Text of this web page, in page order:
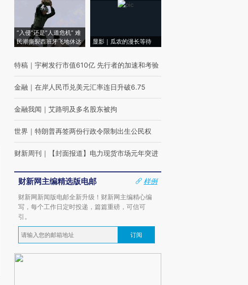
“入侵”还是“人道危机” 难
民潮撕裂西班牙飞地休达
显影｜瓜农的漫长等待
特稿 ｜ 宇树发行市值610亿 先行者的加速和考验
金融 ｜ 在岸人民币兑美元汇率连日升破6.75
金融我闻 ｜ 艾路明及多名股东被拘
世界 ｜ 特朗普再签两份行政令限制出生公民权
财新周刊 ｜ 【封面报道】电力现货市场元年突进
财新网主编精选版电邮
样例
财新网新闻版电邮全新升级！财新网主编精心编
写，每个工作日定时投递，篇篇重磅，可信可
引。
订阅